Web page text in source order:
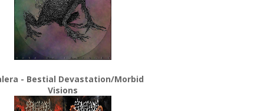
- Bestial Devastation/Morbid
Visions